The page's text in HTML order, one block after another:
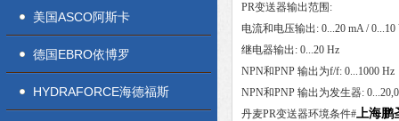
美国ASCO阿斯卡
德国EBRO依博罗
HYDRAFORCE海德福斯
PR变送器输出范围:
电流和电压输出: 0...20 mA / 0...10
继电器输出: 0...20 Hz
NPN和PNP 输出为f/f: 0...1000 Hz
NPN和PNP 输出为发生器:
丹麦PR变送器环境条件#上海鹏